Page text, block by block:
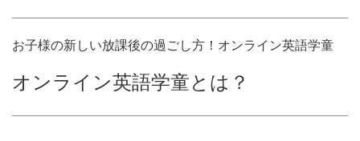
お子様の新しい放課後の過ごし方！オンライン英語学童
オンライン英語学童とは？